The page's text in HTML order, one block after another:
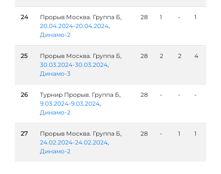
24
Прорыв Москва. Группа Б,
20.04.2024-20.04.2024,
Динамо-2
28 1 - 1
25
Прорыв Москва. Группа Б,
30.03.2024-30.03.2024,
Динамо-3
28 2 2 4
26
Турнир Прорыв. Группа Б,
9.03.2024-9.03.2024,
Динамо-2
28 - - -
27
Прорыв Москва. Группа Б,
24.02.2024-24.02.2024,
Динамо-2
28 - 1 1